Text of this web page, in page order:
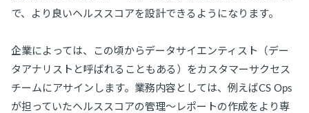
で、より良いヘルススコアを設計できるようになります。
企業によっては、この頃からデータサイエンティスト（デー
タアナリストと呼ばれることもある）をカスタマーサクセス
チームにアサインします。業務内容としては、例えばCS Ops
が担っていたヘルススコアの管理〜レポートの作成をより専